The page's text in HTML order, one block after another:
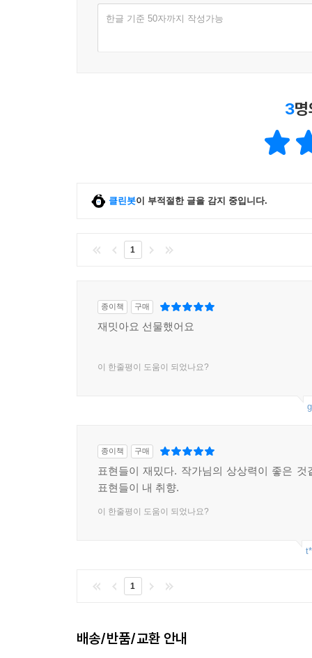
한글 기준 50자까지 작성가능
3
클린봇이 부적절한 글을 감지 중입니다.
1
종이책 구매
재밋아요 선물했어요
이 한줄평이 도움이 되었나요?
종이책 구매
표현들이 재밌다. 작가님의 상상력이 좋은 것
표현들이 내 취향.
이 한줄평이 도움이 되었나요?
1
배송/반품/교환 안내